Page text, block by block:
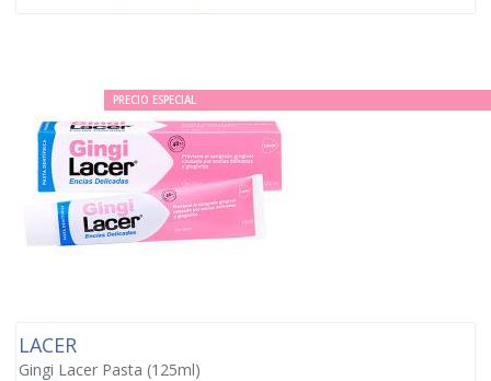
PRECIO ESPECIAL
LACER
Gingi Lacer Pasta (125ml)